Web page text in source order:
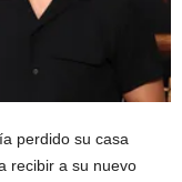
perdido su casa
recibir a su nuevo